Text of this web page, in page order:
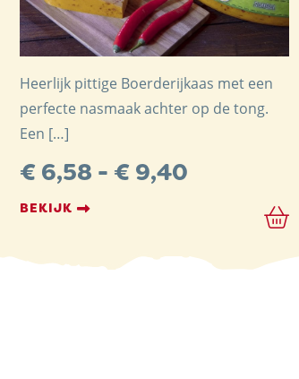
Heerlijk pittige Boerderijkaas met een
perfecte nasmaak achter op de tong.
Een […]
€ 6,58 - € 9,40Prijsklasse:
BEKIJK